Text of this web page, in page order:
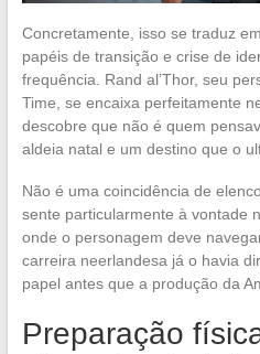
Concretamente, isso se traduz
papéis de transição e crise de
frequência. Rand al’Thor, seu
Time, se encaixa perfeitamente
descobre que não é quem
aldeia natal e um destino que o
Não é uma coincidência de
sente particularmente à vontade
onde o personagem deve
carreira neerlandesa já o havia
papel antes que a produção da
Preparação